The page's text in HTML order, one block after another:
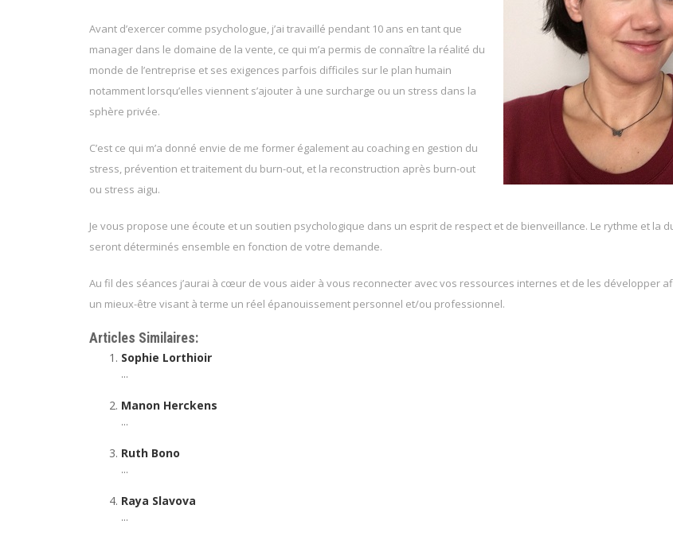
Avant d’exercer comme psychologue, j’ai travaillé pendant 10 ans en tant que
manager dans le domaine de la vente, ce qui m’a permis de connaître la réalité du
monde de l’entreprise et ses exigences parfois difficiles sur le plan humain
notamment lorsqu’elles viennent s’ajouter à une surcharge ou un stress dans la
sphère privée.
C’est ce qui m’a donné envie de me former également au coaching en gestion du
stress, prévention et traitement du burn-out, et la reconstruction après burn-out
ou stress aigu.
Je vous propose une écoute et un soutien psychologique dans un esprit de respect et de bienveillance. Le rythme et la
seront déterminés ensemble en fonction de votre demande.
Au fil des séances j’aurai à cœur de vous aider à vous reconnecter avec vos ressources internes et de les développer
un mieux-être visant à terme un réel épanouissement personnel et/ou professionnel.
Articles Similaires:
Sophie Lorthioir
...
Manon Herckens
...
Ruth Bono
...
Raya Slavova
...